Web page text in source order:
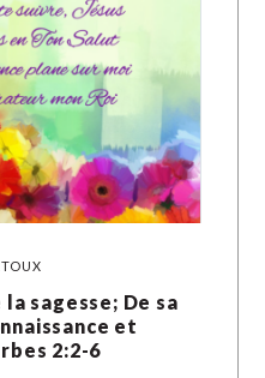
sagesse; De sa
et
‭2:2-6‬